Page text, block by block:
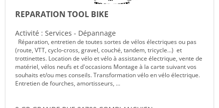
REPARATION TOOL BIKE
Activité : Services - Dépannage
Réparation, entretien de toutes sortes de vélos électriques ou pas
(route, VTT, cyclo-cross, gravel, couché, tandem, tricycle…) et
trottinettes. Location de vélo et vélo à assistance électrique, vente de
matériel, vélos neufs et d'occasions Montage à la carte suivant vos
souhaits et/ou mes conseils. Transformation vélo en vélo électrique.
Entretien de fourches, amortisseurs, ...